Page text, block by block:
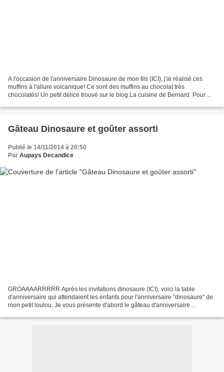
A l'occasion de l'anniversaire Dinosaure de mon fils (ICI), j'ai réalisé ces
muffins à l'allure volcanique! Ce sont des muffins au chocolat très
chocolatés! Un petit délice trouvé sur le blog La cuisine de Bernard. Pour
Gâteau Dinosaure et goûter assorti
Publié le 14/11/2014 à 20:50
Par Aupays Decandice
GROAAAARRRRR Après les invitations dinosaure (ICI), voici la table
d'anniversaire qui attendaient les enfants pour l'anniversaire "dinosaure" de
mon petit loulou. Je vous présente d'abord le gâteau d'anniversaire